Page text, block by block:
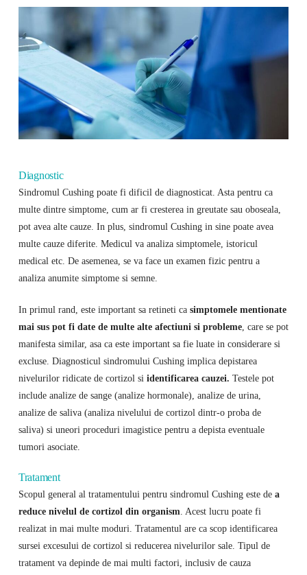
Diagnostic
Sindromul Cushing poate fi dificil de diagnosticat. Asta pentru ca
multe dintre simptome, cum ar fi cresterea in greutate sau oboseala,
pot avea alte cauze. In plus, sindromul Cushing in sine poate avea
multe cauze diferite. Medicul va analiza simptomele, istoricul
medical etc. De asemenea, se va face un examen fizic pentru a
analiza anumite simptome si semne.
In primul rand, este important sa retineti ca simptomele mentionate
mai sus pot fi date de multe alte afectiuni si probleme, care se pot
manifesta similar, asa ca este important sa fie luate in considerare si
excluse. Diagnosticul sindromului Cushing implica depistarea
nivelurilor ridicate de cortizol si identificarea cauzei. Testele pot
include analize de sange (analize hormonale), analize de urina,
analize de saliva (analiza nivelului de cortizol dintr-o proba de
saliva) si uneori proceduri imagistice pentru a depista eventuale
tumori asociate.
Tratament
Scopul general al tratamentului pentru sindromul Cushing este de a
reduce nivelul de cortizol din organism. Acest lucru poate fi
realizat in mai multe moduri. Tratamentul are ca scop identificarea
sursei excesului de cortizol si reducerea nivelurilor sale. Tipul de
tratament va depinde de mai multi factori, inclusiv de cauza